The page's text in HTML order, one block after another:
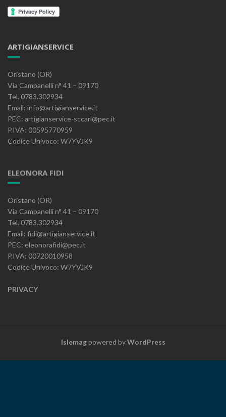
ARTIGIANSERVICE
Oristano (OR)
Via Campanelli n° 41 – 09170
Tel. 0783.302934
Email: info@artigianservice.it
PEC: artigianservice-sccarl@pec.it
P.IVA: 00595770959
Codice Univoco: W7YVJK9
ELEONORA FIDI
Oristano (OR)
Via Campanelli n° 41 – 09170
Tel. 0783.302934
Email: fidi@artigianservice.it
PEC: eleonorafidi@pec.it
P.IVA: 00720010958
Codice Univoco: W7YVJK9
PRIVACY
Islemagpowered byWordPress